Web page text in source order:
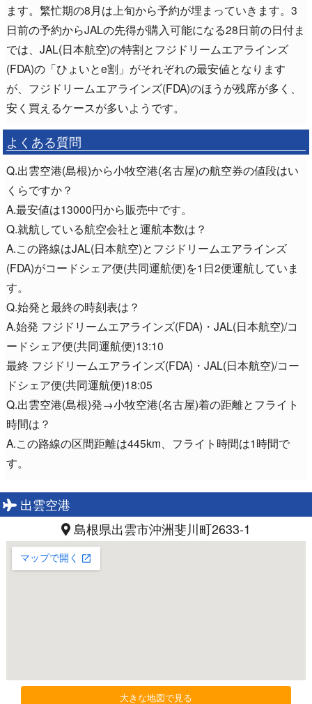
ます。繁忙期の8月は上旬から予約が埋まっていきます。3
日前の予約からJALの先得が購入可能になる28日前の日付ま
では、JAL(日本航空)の特割とフジドリームエアラインズ
(FDA)の「ひょいとe割」がそれぞれの最安値となります
が、フジドリームエアラインズ(FDA)のほうが残席が多く、
安く買えるケースが多いようです。
よくある質問
Q.出雲空港(島根)から小牧空港(名古屋)の航空券の値段はい
くらですか？
A.最安値は13000円から販売中です。
Q.就航している航空会社と運航本数は？
A.この路線はJAL(日本航空)とフジドリームエアラインズ
(FDA)がコードシェア便(共同運航便)を1日2便運航していま
す。
Q.始発と最終の時刻表は？
A.始発 フジドリームエアラインズ(FDA)・JAL(日本航空)/コ
ードシェア便(共同運航便)13:10
最終 フジドリームエアラインズ(FDA)・JAL(日本航空)/コー
ドシェア便(共同運航便)18:05
Q.出雲空港(島根)発→小牧空港(名古屋)着の距離とフライト
時間は？
A.この路線の区間距離は445km、フライト時間は1時間で
す。
出雲空港
島根県出雲市沖洲斐川町2633-1
大きな地図で見る